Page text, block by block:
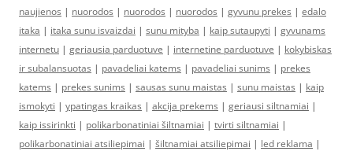
naujienos | nuorodos | nuorodos | nuorodos | gyvunu prekes | edalo
itaka | itaka sunu isvaizdai | sunu mityba | kaip sutaupyti | gyvunams
internetu | geriausia parduotuve | internetine parduotuve | kokybiskas
ir subalansuotas | pavadeliai katems | pavadeliai sunims | prekes
katems | prekes sunims | sausas sunu maistas | sunu maistas | kaip
ismokyti | ypatingas kraikas | akcija prekems | geriausi siltnamiai |
kaip issirinkti | polikarbonatiniai šiltnamiai | tvirti siltnamiai |
polikarbonatiniai atsiliepimai | šiltnamiai atsiliepimai | led reklama |